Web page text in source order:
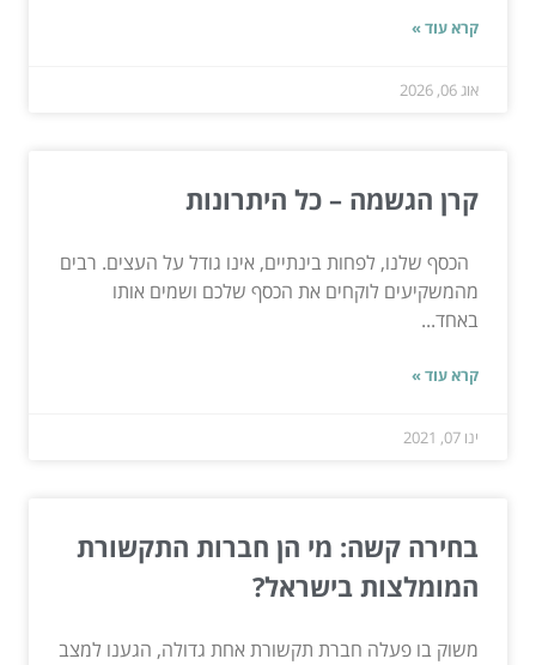
קרא עוד »
אוג 06, 2026
קרן הגשמה – כל היתרונות
הכסף שלנו, לפחות בינתיים, אינו גודל על העצים. רבים
מהמשקיעים לוקחים את הכסף שלכם ושמים אותו
באחד...
קרא עוד »
ינו 07, 2021
בחירה קשה: מי הן חברות התקשורת
המומלצות בישראל?
משוק בו פעלה חברת תקשורת אחת גדולה, הגענו למצב